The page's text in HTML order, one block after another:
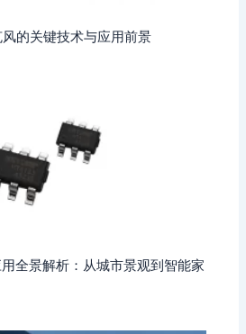
的关键技术与应用前景
全景解析：从城市景观到智能家